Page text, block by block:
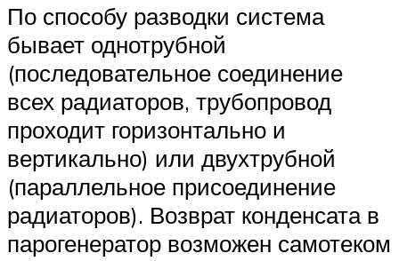
По способу разводки система
бывает однотрубной
(последовательное соединение
всех радиаторов, трубопровод
проходит горизонтально и
вертикально) или двухтрубной
(параллельное присоединение
радиаторов). Возврат конденсата в
парогенератор возможен самотеком